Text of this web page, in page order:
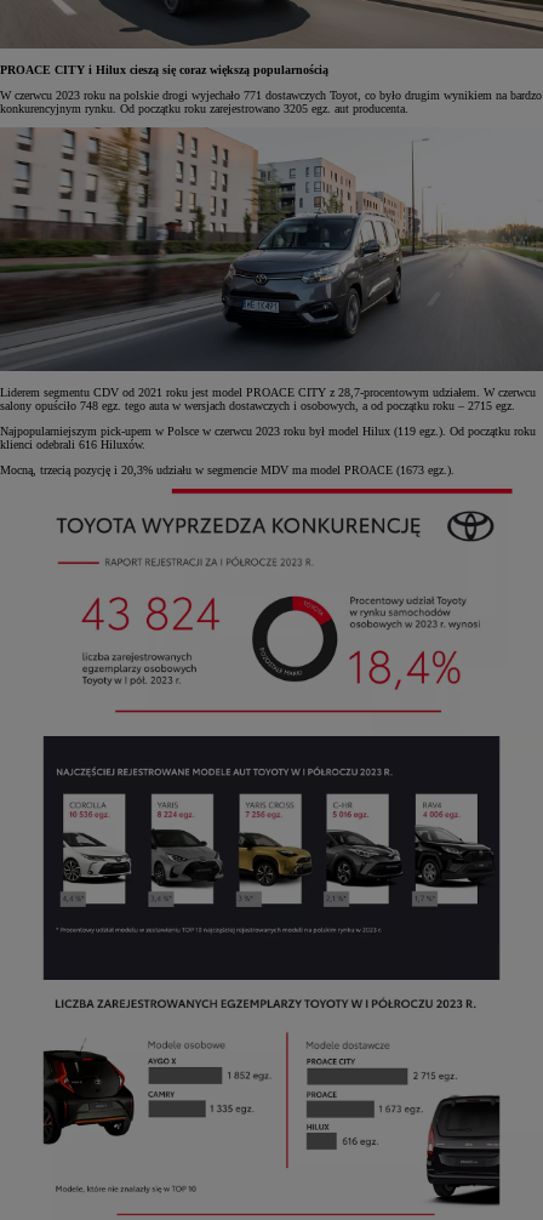
PROACE CITY i Hilux cieszą się coraz większą popularnością
W czerwcu 2023 roku na polskie drogi wyjechało 771 dostawczych Toyot, co było drugim wynikiem na bardzo
konkurencyjnym rynku. Od początku roku zarejestrowano 3205 egz. aut producenta.
Liderem segmentu CDV od 2021 roku jest model PROACE CITY z 28,7-procentowym udziałem. W czerwcu
salony opuściło 748 egz. tego auta w wersjach dostawczych i osobowych, a od początku roku – 2715 egz.
Najpopularniejszym pick-upem w Polsce w czerwcu 2023 roku był model Hilux (119 egz.). Od początku roku
klienci odebrali 616 Hiluxów.
Mocną, trzecią pozycję i 20,3% udziału w segmencie MDV ma model PROACE (1673 egz.).